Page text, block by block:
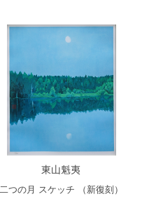
東山魁夷
二つの月 スケッチ （新復刻）